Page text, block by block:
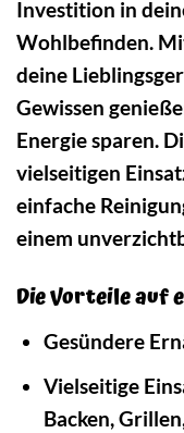
Investition in
Wohlbefinden.
deine
Gewissen
Energie sparen.
vielseitigen
einfache
einem
Die Vorteile auf
Gesündere
Vielseitige
Backen,